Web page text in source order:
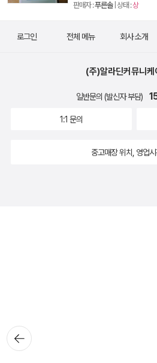
판매자 :푸른솔| 상태 :상
뒤로가
기
로그인 전체 메뉴 회사 소개
(주)알라딘커뮤니케
일반문의 (발신자 부담)
1:1 문의
중고매장 위치, 영업